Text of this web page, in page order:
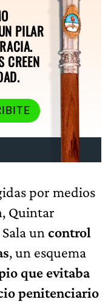
PILAR
CREEN
por medios
Quintar
un control
, un esquema
que evitaba
penitenciario